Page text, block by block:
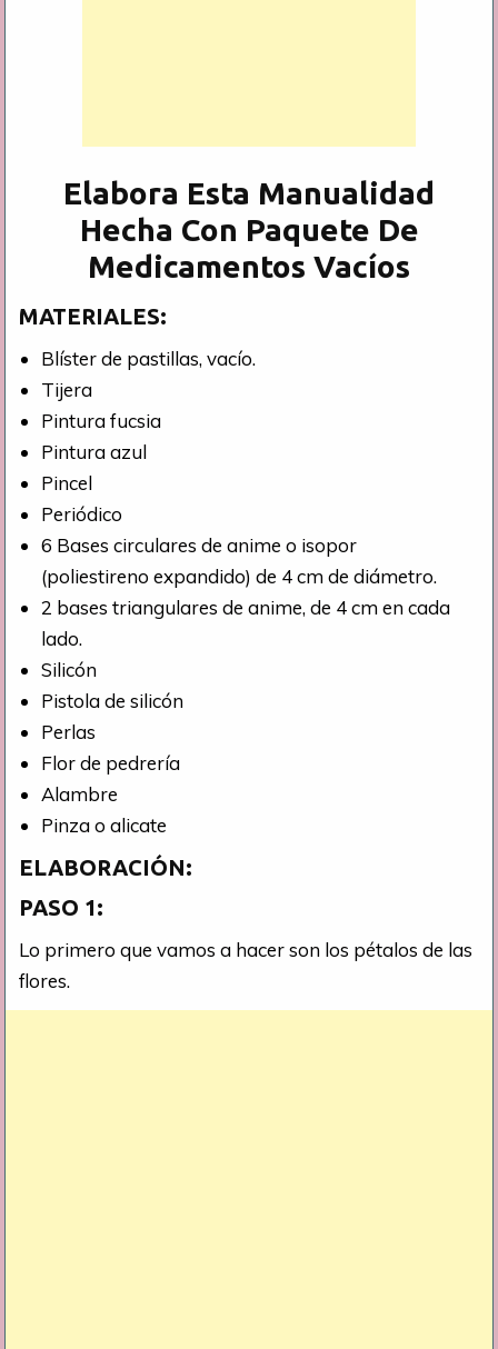
Elabora Esta Manualidad
Hecha Con Paquete De
Medicamentos Vacíos
MATERIALES:
Blíster de pastillas, vacío.
Tijera
Pintura fucsia
Pintura azul
Pincel
Periódico
6 Bases circulares de anime o isopor
(poliestireno expandido) de 4 cm de diámetro.
2 bases triangulares de anime, de 4 cm en cada
lado.
Silicón
Pistola de silicón
Perlas
Flor de pedrería
Alambre
Pinza o alicate
ELABORACIÓN:
PASO 1:
Lo primero que vamos a hacer son los pétalos de las
flores.